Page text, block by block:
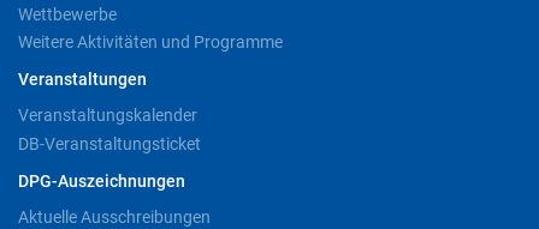
Wettbewerbe
Weitere Aktivitäten und Programme
Veranstaltungen
Veranstaltungskalender
DB-Veranstaltungsticket
DPG-Auszeichnungen
Aktuelle Ausschreibungen